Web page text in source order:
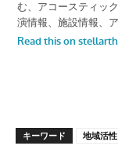
キーワード 地域活性